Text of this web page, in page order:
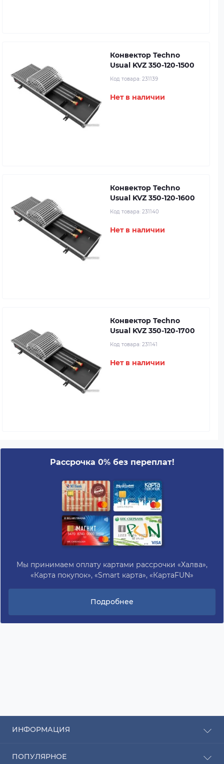
Конвектор Techno
Usual KVZ 350-120-1500
Код товара: 231139
Нет в наличии
Конвектор Techno
Usual KVZ 350-120-1600
Код товара: 231140
Нет в наличии
Конвектор Techno
Usual KVZ 350-120-1700
Код товара: 231141
Нет в наличии
Рассрочка 0% без переплат!
Мы принимаем оплату картами рассрочки «Халва»,
«Карта покупок», «Smart карта», «КартаFUN»
Подробнее
ИНФОРМАЦИЯ
Оплата
ПОПУЛЯРНОЕ